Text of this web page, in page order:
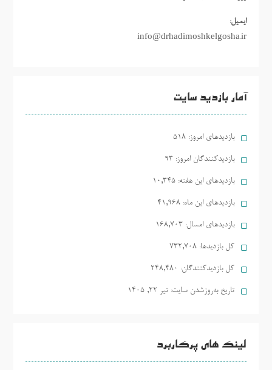
ایمیل:
info@drhadimoshkelgosha.ir
آمار بازدید سایت
بازدیدهای امروز: 518
بازدیدکنندگان امروز: 93
بازدیدهای این هفته: 10,345
بازدیدهای این ماه: 41,968
بازدیدهای امسال: 168,703
کل بازدیدها: 732,708
کل بازدیدکنند‌گان: 248,480
تاریخ به‌روزشدن سایت: تیر ۲۲, ۱۴۰۵
لینک های پرکاربرد